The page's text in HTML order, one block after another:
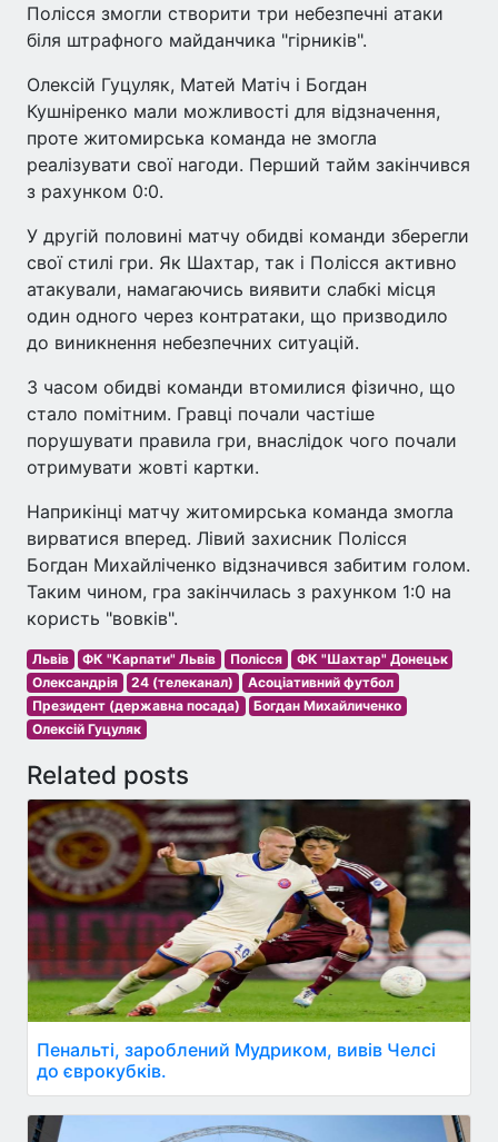
Полісся змогли створити три небезпечні атаки
біля штрафного майданчика "гірників".
Олексій Гуцуляк, Матей Матіч і Богдан
Кушніренко мали можливості для відзначення,
проте житомирська команда не змогла
реалізувати свої нагоди. Перший тайм закінчився
з рахунком 0:0.
У другій половині матчу обидві команди зберегли
свої стилі гри. Як Шахтар, так і Полісся активно
атакували, намагаючись виявити слабкі місця
один одного через контратаки, що призводило
до виникнення небезпечних ситуацій.
З часом обидві команди втомилися фізично, що
стало помітним. Гравці почали частіше
порушувати правила гри, внаслідок чого почали
отримувати жовті картки.
Наприкінці матчу житомирська команда змогла
вирватися вперед. Лівий захисник Полісся
Богдан Михайліченко відзначився забитим голом.
Таким чином, гра закінчилась з рахунком 1:0 на
користь "вовків".
Львів ФК "Карпати" Львів Полісся
ФК "Шахтар" Донецьк
Олександрія
24 (телеканал)
Асоціативний футбол
Президент (державна посада)
Богдан Михайличенко
Олексій Гуцуляк
Related posts
Пенальті, зароблений Мудриком, вивів Челсі
до єврокубків.